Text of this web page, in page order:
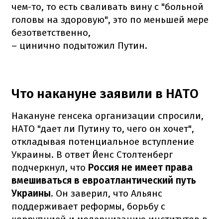
чем-то, то есть сваливать вину с "больной
головы на здоровую", это по меньшей мере
безответственно,
– цинично подытожил Путин.
Что накануне заявили в НАТО
Накануне генсека организации спросили,
НАТО "дает ли Путину то, чего он хочет",
откладывая потенциальное вступление
Украины. В ответ Йенс Столтенберг
подчеркнул, что Россия не имеет права
вмешиваться в евроатлантический путь
Украины. Он заверил, что Альянс
поддерживает реформы, борьбу с